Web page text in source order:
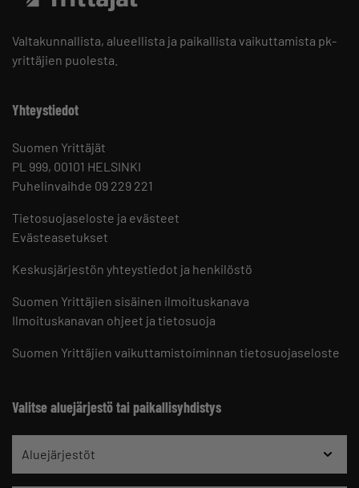
Valtakunnallista, alueellista ja paikallista vaikuttamista pk-
yrittäjien puolesta.
Yhteystiedot
Suomen Yrittäjät
PL 999, 00101 HELSINKI
Puhelinvaihde 09 229 221
Tietosuojaseloste ja evästeet
Evästeasetukset
Keskusjärjestön yhteystiedot ja henkilöstö
Suomen Yrittäjien sisäinen ilmoituskanava
Ilmoituskanavan ohjeet ja tietosuoja
Suomen Yrittäjien vaikuttamistoiminnan tietosuojaseloste
Valitse aluejärjestö tai paikallisyhdistys
Aluejärjestöt